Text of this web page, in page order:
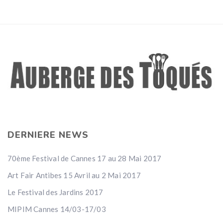
DERNIERE NEWS
70ème Festival de Cannes 17 au 28 Mai 2017
Art Fair Antibes 15 Avril au 2 Mai 2017
Le Festival des Jardins 2017
MIPIM Cannes 14/03-17/03